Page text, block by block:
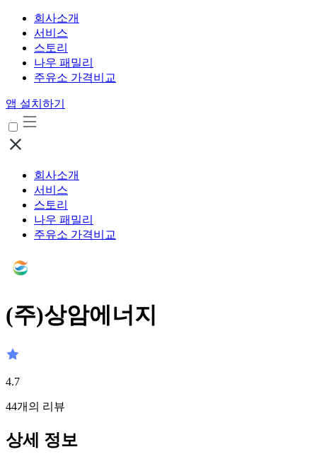
회사소개
서비스
스토리
나우 패밀리
주유소 가격비교
앱 설치하기
회사소개
서비스
스토리
나우 패밀리
주유소 가격비교
(주)상암에너지
4.7
44개의 리뷰
상세 정보